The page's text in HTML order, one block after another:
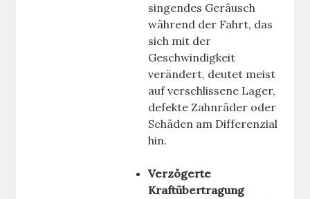
singendes Geräusch
während der Fahrt, das
sich mit der
Geschwindigkeit
verändert, deutet meist
auf verschlissene Lager,
defekte Zahnräder oder
Schäden am Differenzial
hin.
Verzögerte
Kraftübertragung